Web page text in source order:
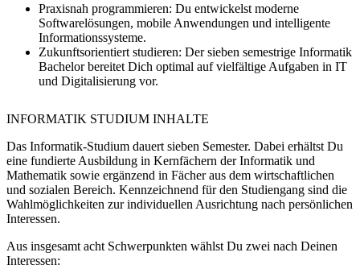
Praxisnah programmieren: Du entwickelst moderne
Softwarelösungen, mobile Anwendungen und intelligente
Informationssysteme.
Zukunftsorientiert studieren: Der sieben semestrige Informatik
Bachelor bereitet Dich optimal auf vielfältige Aufgaben in IT
und Digitalisierung vor.
INFORMATIK STUDIUM INHALTE
Das Informatik-Studium dauert sieben Semester. Dabei erhältst Du
eine fundierte Ausbildung in Kernfächern der Informatik und
Mathematik sowie ergänzend in Fächer aus dem wirtschaftlichen
und sozialen Bereich. Kennzeichnend für den Studiengang sind die
Wahlmöglichkeiten zur individuellen Ausrichtung nach persönlichen
Interessen.
Aus insgesamt acht Schwerpunkten wählst Du zwei nach Deinen
Interessen: